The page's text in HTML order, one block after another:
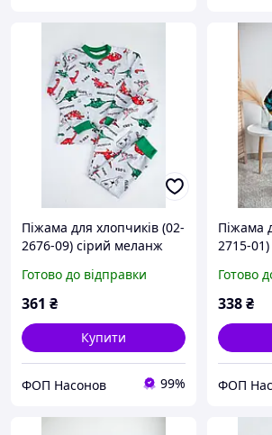
Піжама для хлопчиків (02-
2676-09) сірий меланж
см
Готово до відправки
361 ₴
Купити
ФОП Насонов 99%
Піжама
2715-
Готово
338₴
ФОП